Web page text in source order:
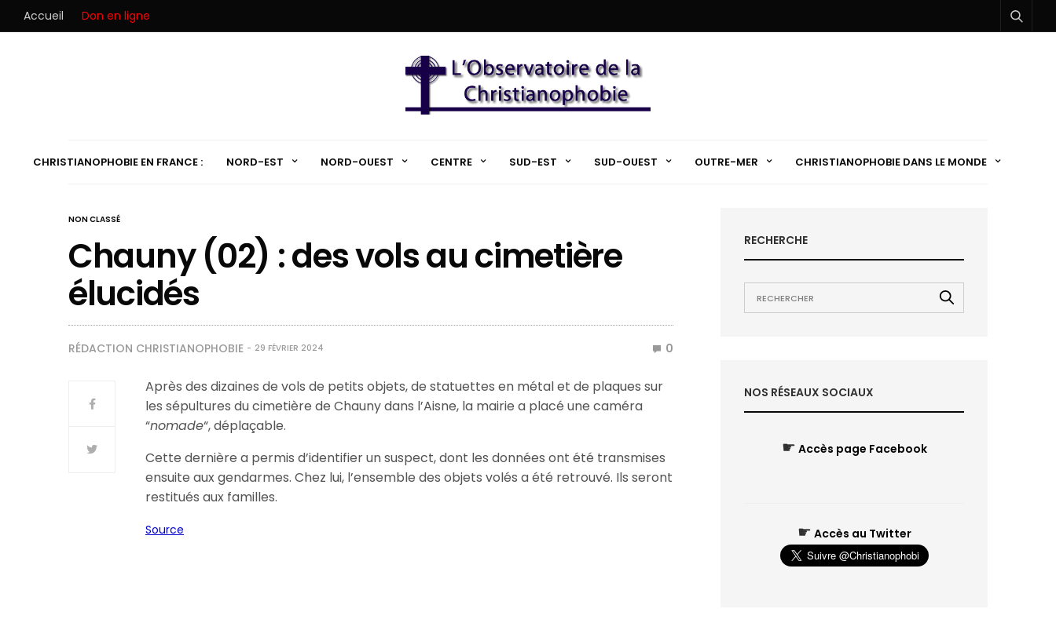
Accueil Don en ligne
CHRISTIANOPHOBIE EN FRANCE : NORD-EST NORD-OUEST CENTRE SUD-EST SUD-OUEST OUTRE-MER CHRISTIANOPHOBIE DANS LE MONDE
NON CLASSÉ
Chauny (02) : des vols au cimetière
élucidés
RÉDACTION CHRISTIANOPHOBIE 29 FÉVRIER 2024 0
Après des dizaines de vols de petits objets, de statuettes en métal et de plaques sur
les sépultures du cimetière de Chauny dans l’Aisne, la mairie a placé une caméra
“nomade“, déplaçable.
Cette dernière a permis d’identifier un suspect, dont les données ont été transmises
ensuite aux gendarmes. Chez lui, l’ensemble des objets volés a été retrouvé. Ils seront
restitués aux familles.
Source
RECHERCHE
NOS RÉSEAUX SOCIAUX
☛ Accès page Facebook
☛ Accès au Twitter